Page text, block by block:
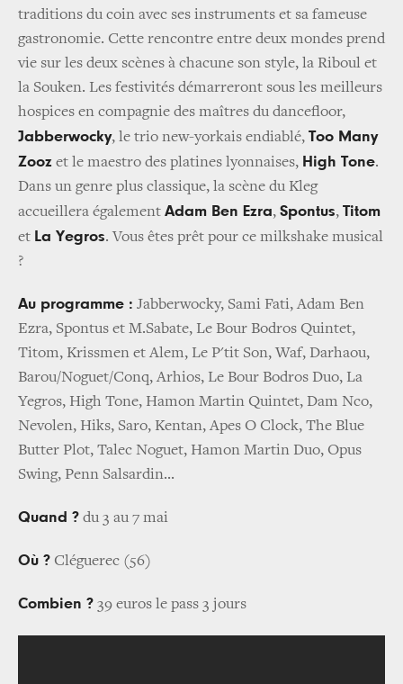
traditions du coin avec ses instruments et sa fameuse
gastronomie. Cette rencontre entre deux mondes prend
vie sur les deux scènes à chacune son style, la Riboul et
la Souken. Les festivités démarreront sous les meilleurs
hospices en compagnie des maîtres du dancefloor,
Jabberwocky, le trio new-yorkais endiablé, Too Many
Zooz et le maestro des platines lyonnaises, High Tone.
Dans un genre plus classique, la scène du Kleg
accueillera également Adam Ben Ezra, Spontus, Titom
et La Yegros. Vous êtes prêt pour ce milkshake musical
?
Au programme : Jabberwocky, Sami Fati, Adam Ben
Ezra, Spontus et M.Sabate, Le Bour Bodros Quintet,
Titom, Krissmen et Alem, Le P'tit Son, Waf, Darhaou,
Barou/Noguet/Conq, Arhios, Le Bour Bodros Duo, La
Yegros, High Tone, Hamon Martin Quintet, Dam Nco,
Nevolen, Hiks, Saro, Kentan, Apes O Clock, The Blue
Butter Plot, Talec Noguet, Hamon Martin Duo, Opus
Swing, Penn Salsardin...
Quand ? du 3 au 7 mai
Où ? Cléguerec (56)
Combien ? 39 euros le pass 3 jours